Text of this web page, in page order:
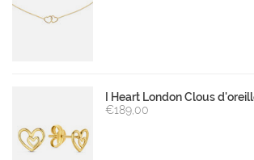
I Heart London Clous
€189,00